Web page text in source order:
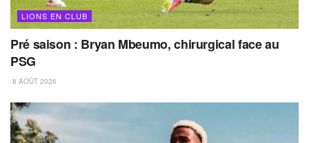
LIONS EN CLUB
Pré saison : Bryan Mbeumo, chirurgical face au
PSG
8 AOÛT 2026